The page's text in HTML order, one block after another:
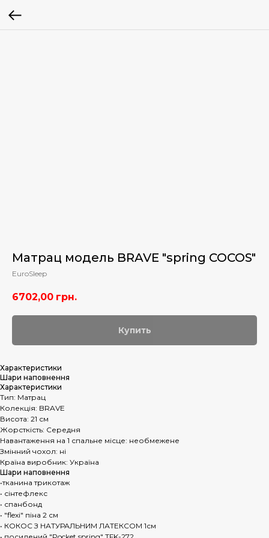
Матрац модель BRAVE "spring COCOS"
EuroSleep
6702,00 грн.
Купить
Характеристики
Шари наповнення
Характеристики
Тип: Матрац
Колекція: BRAVE
Висота: 21 см
Жорсткість: Середня
Навантаження на 1 спальне місце: необмежене
Змінний чохол: ні
Країна виробник: Україна
Шари наповнення
•тканина трикотаж
• сінтефлекс
• спанбонд
• "flexi" піна 2 см
• КОКОС З НАТУРАЛЬНИМ ЛАТЕКСОМ 1см